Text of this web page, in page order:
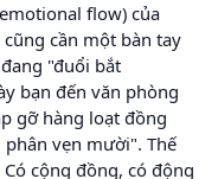
flow) của
cần một bàn tay
"đuổi bắt
bạn đến văn phòng
gỡ hàng loạt đồng
vẹn mười". Thế
cộng đồng, có động